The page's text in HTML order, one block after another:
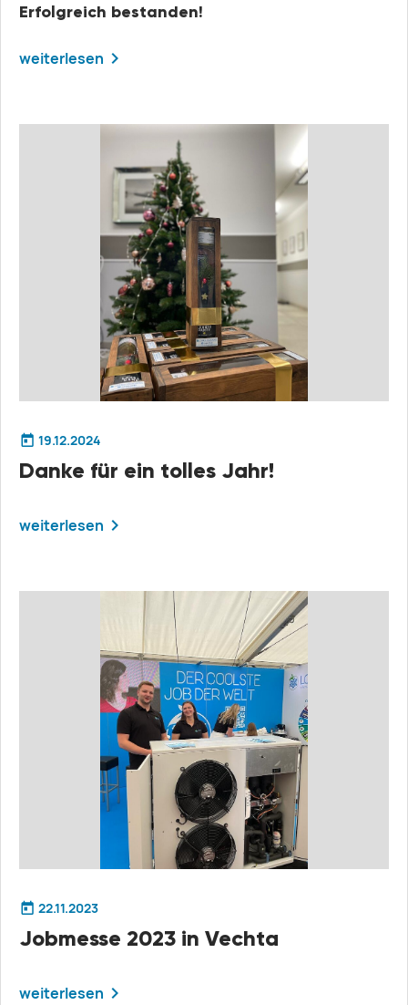
Erfolgreich bestanden!
weiterlesen
19.12.2024
Danke für ein tolles Jahr!
weiterlesen
22.11.2023
Jobmesse 2023 in Vechta
weiterlesen